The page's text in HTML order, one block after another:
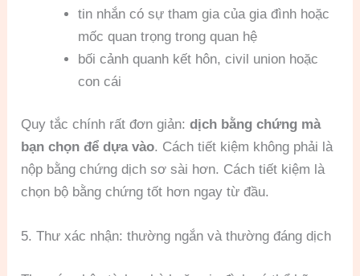
tin nhắn có sự tham gia của gia đình hoặc
mốc quan trọng trong quan hệ
bối cảnh quanh kết hôn, civil union hoặc
con cái
Quy tắc chính rất đơn giản:dịch bằng chứng mà
bạn chọn để dựa vào. Cách tiết kiệm không phải là
nộp bằng chứng dịch sơ sài hơn. Cách tiết kiệm là
chọn bộ bằng chứng tốt hơn ngay từ đầu.
5. Thư xác nhận: thường ngắn và thường đáng dịch